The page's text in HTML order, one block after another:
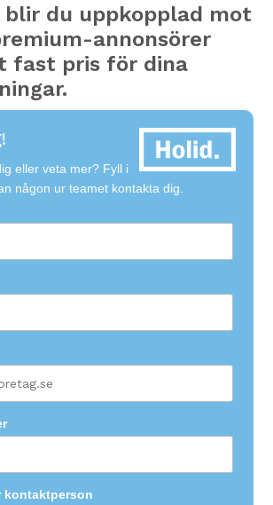
blir du uppkopplad mot
annonsörer
fast pris för dina
eller veta mer? Fyll i
någon ur teamet kontakta dig.
kontaktperson